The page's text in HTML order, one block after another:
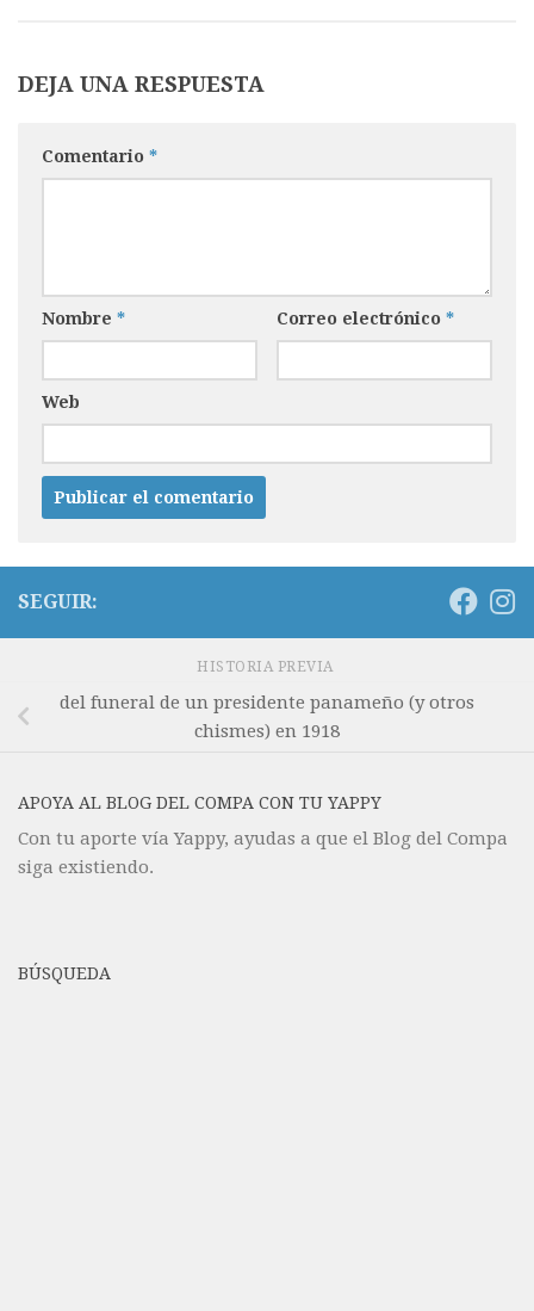
DEJA UNA RESPUESTA
Comentario *
Nombre * Correo electrónico *
Web
SEGUIR:
HISTORIA PREVIA
del funeral de un presidente panameño (y otros
chismes) en 1918
APOYA AL BLOG DEL COMPA CON TU YAPPY
Con tu aporte vía Yappy, ayudas a que el Blog del Compa
siga existiendo.
BÚSQUEDA